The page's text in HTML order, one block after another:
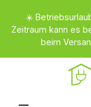
Zum Hauptinhalt
☀️
Zeitraum kann es
beim